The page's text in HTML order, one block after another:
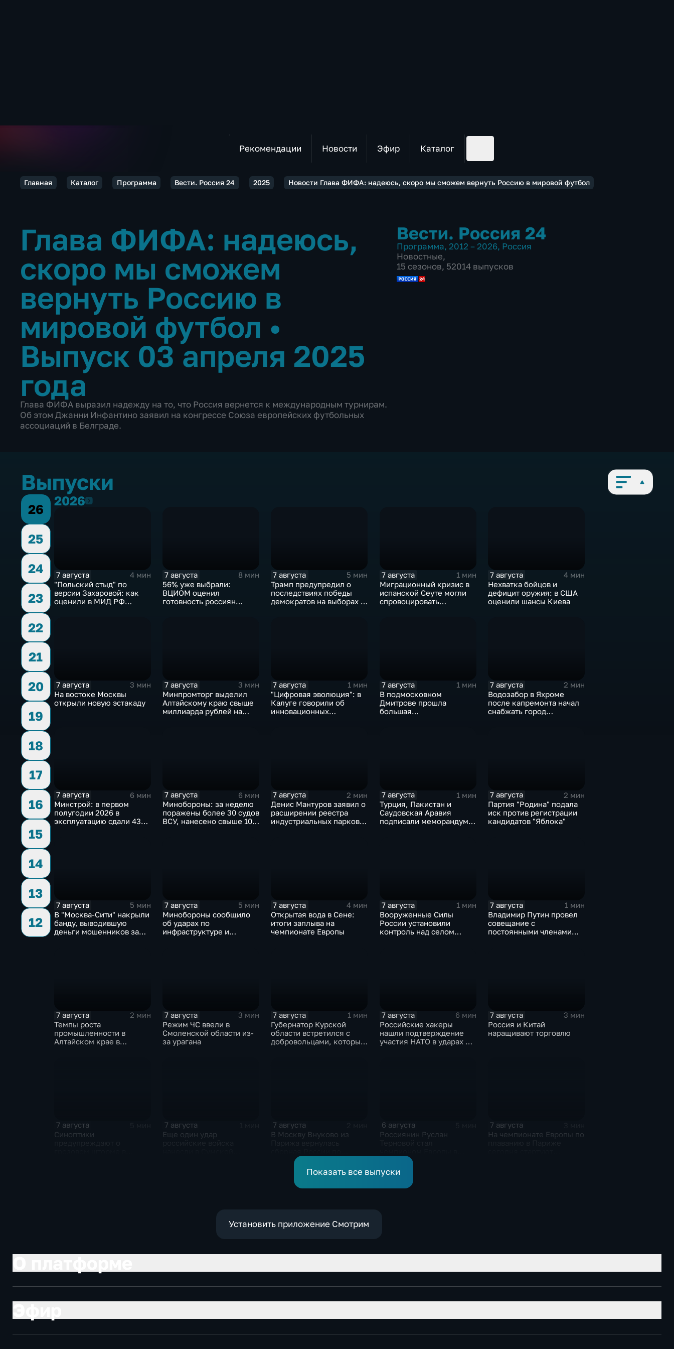
Рекомендации Новости Эфир Каталог
Главная Каталог Программа Вести. Россия 24 2025 Новости Глава ФИФА: надеюсь, скоро мы сможем вернуть Россию в мировой футбол
Глава ФИФА: надеюсь,
скоро мы сможем
вернуть Россию в
мировой футбол •
Выпуск 03 апреля 2025
года
Глава ФИФА выразил надежду на то, что Россия вернется к международным турнирам.
Об этом Джанни Инфантино заявил на конгрессе Союза европейских футбольных
ассоциаций в Белграде.
Вести. Россия 24
Программа, 2012 – 2026, Россия
Новостные,
15 сезонов, 52014 выпусков
Выпуски
26
25
24
23
22
21
20
19
18
17
16
15
14
13
12
20262026
7 августа
4 мин
"Польский стыд" по
версии Захаровой: как
оценили в МИД РФ
7 августа
8 мин
56% уже выбрали:
ВЦИОМ оценил
готовность россиян
7 августа
5 мин
Трамп предупредил о
последствиях победы
демократов на выборах в
7 августа
1 мин
Миграционный кризис в
испанской Сеуте могли
спровоцировать
7 августа
4 мин
Нехватка бойцов и
дефицит оружия: в США
оценили шансы Киева
7 августа
3 мин
На востоке Москвы
открыли новую эстакаду
7 августа
3 мин
Минпромторг выделил
Алтайскому краю свыше
миллиарда рублей на
7 августа
1 мин
"Цифровая эволюция": в
Калуге говорили об
инновационных
7 августа
1 мин
В подмосковном
Дмитрове прошла
большая
7 августа
2 мин
Водозабор в Яхроме
после капремонта начал
снабжать город
7 августа
6 мин
Минстрой: в первом
полугодии 2026 в
эксплуатацию сдали 43
7 августа
6 мин
Минобороны: за неделю
поражены более 30 судов
ВСУ, нанесено свыше 10
7 августа
2 мин
Денис Мантуров заявил о
расширении реестра
индустриальных парков в
7 августа
1 мин
Турция, Пакистан и
Саудовская Аравия
подписали меморандум о
7 августа
2 мин
Партия "Родина" подала
иск против регистрации
кандидатов "Яблока"
7 августа
5 мин
В "Москва‑Сити" накрыли
банду, выводившую
деньги мошенников за
7 августа
5 мин
Минобороны сообщило
об ударах по
инфраструктуре и
7 августа
4 мин
Открытая вода в Сене:
итоги заплыва на
чемпионате Европы
7 августа
1 мин
Вооруженные Силы
России установили
контроль над селом
7 августа
1 мин
Владимир Путин провел
совещание с
постоянными членами
7 августа
2 мин
Темпы роста
промышленности в
Алтайском крае в
7 августа
3 мин
Режим ЧС ввели в
Смоленской области из-
за урагана
7 августа
1 мин
Губернатор Курской
области встретился с
добровольцами, которые
7 августа
6 мин
Российские хакеры
нашли подтверждение
участия НАТО в ударах по
7 августа
3 мин
Россия и Китай
наращивают торговлю
7 августа
Синоптики
7 августа
Еще один удар
7 августа
В Москву Внуково из
синхронному плаванию
6 августа
Россиянин Руслан
прыжках в воду с 10-ти
метровой вышки
7 августа
На чемпионате Европы по
Показать все выпуски
Установить приложение Смотрим